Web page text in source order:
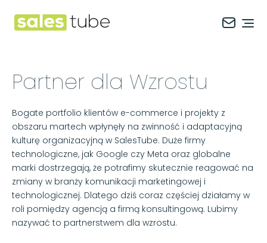
Salestube
Partner dla Wzrostu
Bogate portfolio klientów e-commerce i projekty z
obszaru martech wpłynęły na zwinność i adaptacyjną
kulturę organizacyjną w SalesTube. Duże firmy
technologiczne, jak Google czy Meta oraz globalne
marki dostrzegają, że potrafimy skutecznie reagować na
zmiany w branży komunikacji marketingowej i
technologicznej. Dlatego dziś coraz częściej działamy w
roli pomiędzy agencją a firmą konsultingową. Lubimy
nazywać to partnerstwem dla wzrostu.